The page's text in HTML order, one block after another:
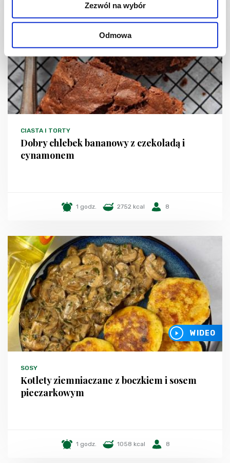
Zezwól na wybór
Odmowa
CIASTA I TORTY
Dobry chlebek bananowy z czekoladą i
cynamonem
1 godz. 2752 kcal 8
WIDEO
SOSY
Kotlety ziemniaczane z boczkiem i sosem
pieczarkowym
1 godz. 1058 kcal 8